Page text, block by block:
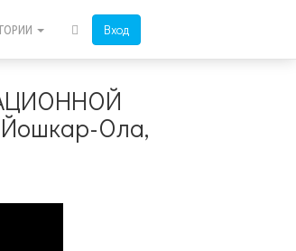
Вход
Ола,